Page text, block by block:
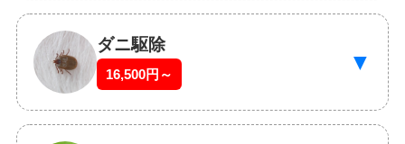
ダニ駆除
16,500円～ ▼